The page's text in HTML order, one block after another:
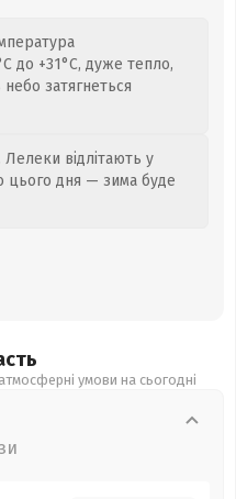
до +31°C, дуже тепло,
затягнеться
відлітають у
цього дня — зима буде
умови на сьогодні